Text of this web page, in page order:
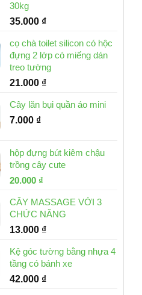
30kg
35.000 ₫
cọ chà toilet silicon có hộc
đựng 2 lớp có miếng dán
treo tường
21.000 ₫
Cây lăn bụi quần áo mini
7.000 ₫
hộp đựng bút kiêm chậu
trồng cây cute
Giá
là:
30.000 ₫.
20.000 ₫
tại
là:
20.000 ₫.
CÂY MASSAGE VỚI 3
CHỨC NĂNG
13.000 ₫
Kệ góc tường bằng nhựa 4
tầng có bánh xe
42.000 ₫